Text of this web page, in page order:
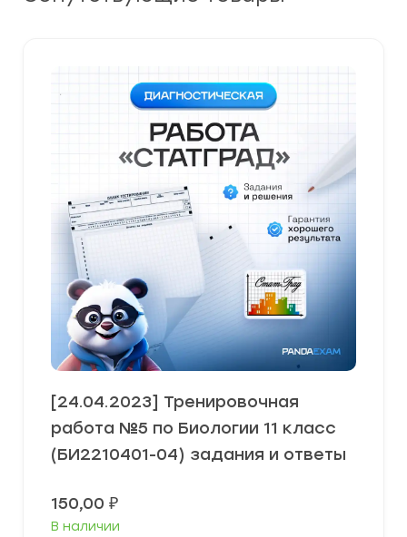
[24.04.2023] Тренировочная
работа №5 по Биологии 11 класс
(БИ2210401-04) задания и ответы
150,00 ₽
В наличии